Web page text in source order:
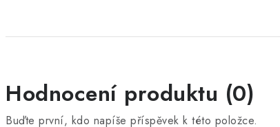
Hodnocení produktu (0)
Buďte první, kdo napíše příspěvek k této položce.